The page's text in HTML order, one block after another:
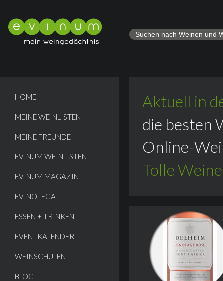
Evinum
Startseite
HOME
MEINE WEINLISTEN
MEINE FREUNDE
EVINUM WEINLISTEN
EVINUM MAGAZIN
EVINOTECA
ESSEN + TRINKEN
EVENTKALENDER
WEINSCHULEN
BLOG
Aktuell in
die besten
Online-
Tolle